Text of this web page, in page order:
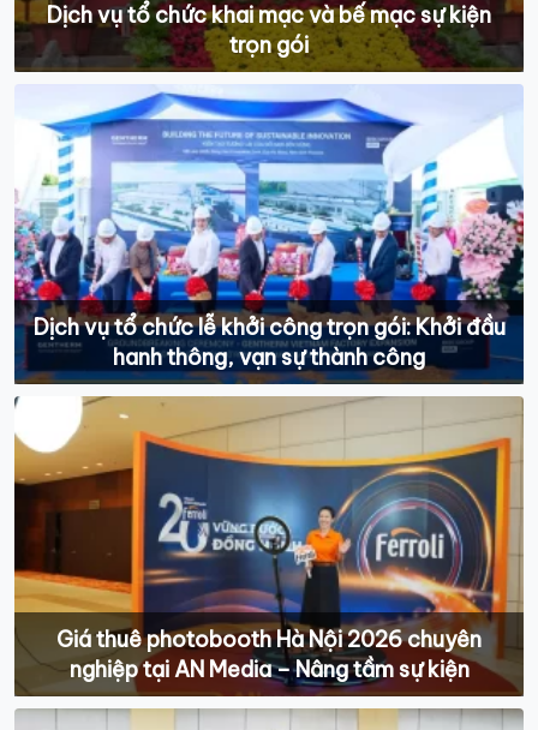
Dịch vụ tổ chức khai mạc và bế mạc sự kiện
trọn gói
Dịch vụ tổ chức lễ khởi công trọn gói: Khởi đầu
hanh thông, vạn sự thành công
Giá thuê photobooth Hà Nội 2026 chuyên
nghiệp tại AN Media – Nâng tầm sự kiện